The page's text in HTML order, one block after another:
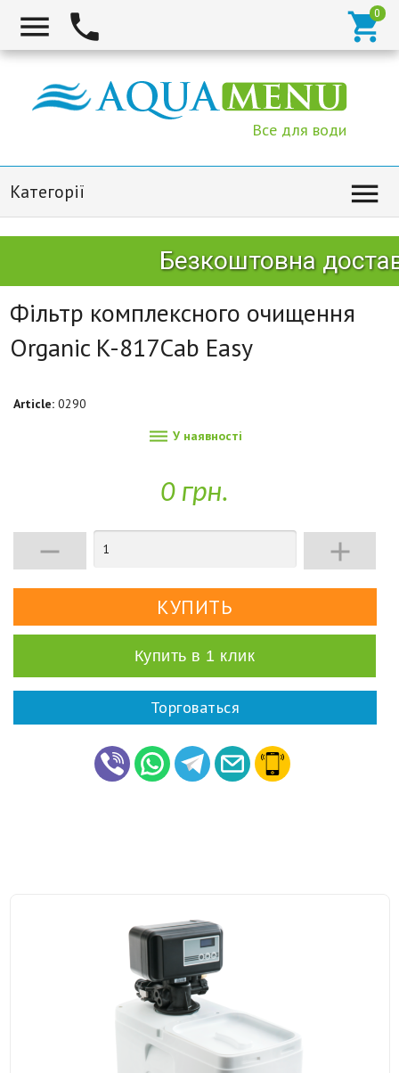
  
Все для води
Категорії 
Безкоштовна
Фільтр комплексного очищення
Organic K-817Cab Easy
Article: 0290
 У наявності
0 грн.
 
Купить в 1 клик
Торговаться